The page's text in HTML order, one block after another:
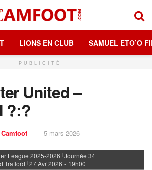
LIONS EN CLUB SAMUEL ETO’O
PUBLICITÉ
United –
?:?
5 mars 2026
League 2025-2026 | Journée 34
Trafford | 27 Avr 2026 - 19h00